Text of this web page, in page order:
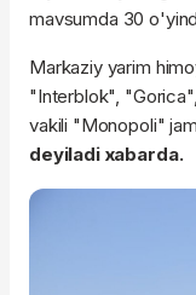
mavsumda 30
Markaziy yarim
"Interblok",
vakili "Monopoli"
deyiladi xabarda.